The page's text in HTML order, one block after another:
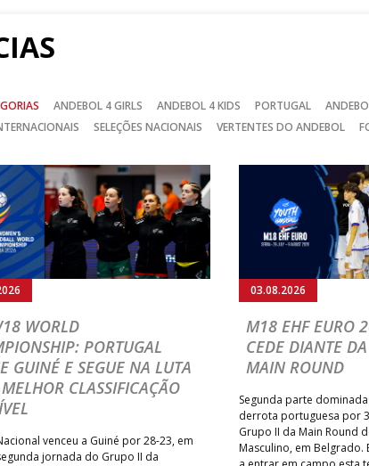
ANDEBOL 4 GIRLS ANDEBOL 4 KIDS PORTUGAL
SELEÇÕES NACIONAIS VERTENTES DO ANDEBOL
WORLD
PORTUGAL
GUINÉ E SEGUE NA LUTA
CLASSIFICAÇÃO
venceu a Guiné por 28-23, em
jornada do Grupo II da
03.08.2026
M18 EHF EURO
CEDE DIANTE
MAIN ROUND
Segunda parte
derrota portuguesa por
Grupo II da Main Round
Masculino, em Belgrado.